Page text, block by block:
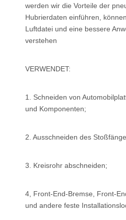
werden wir die Vorteile der
Hubrierdaten einführen,
Luftdatei und eine bessere
verstehen
VERWENDET:
1. Schneiden von
und Komponenten;
2. Ausschneiden des
3. Kreisrohr abschneiden;
4, Front-End-Bremse, Front-
und andere feste